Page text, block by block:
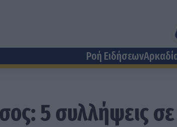
Ροή Ειδήσεων
5 συλλήψεις